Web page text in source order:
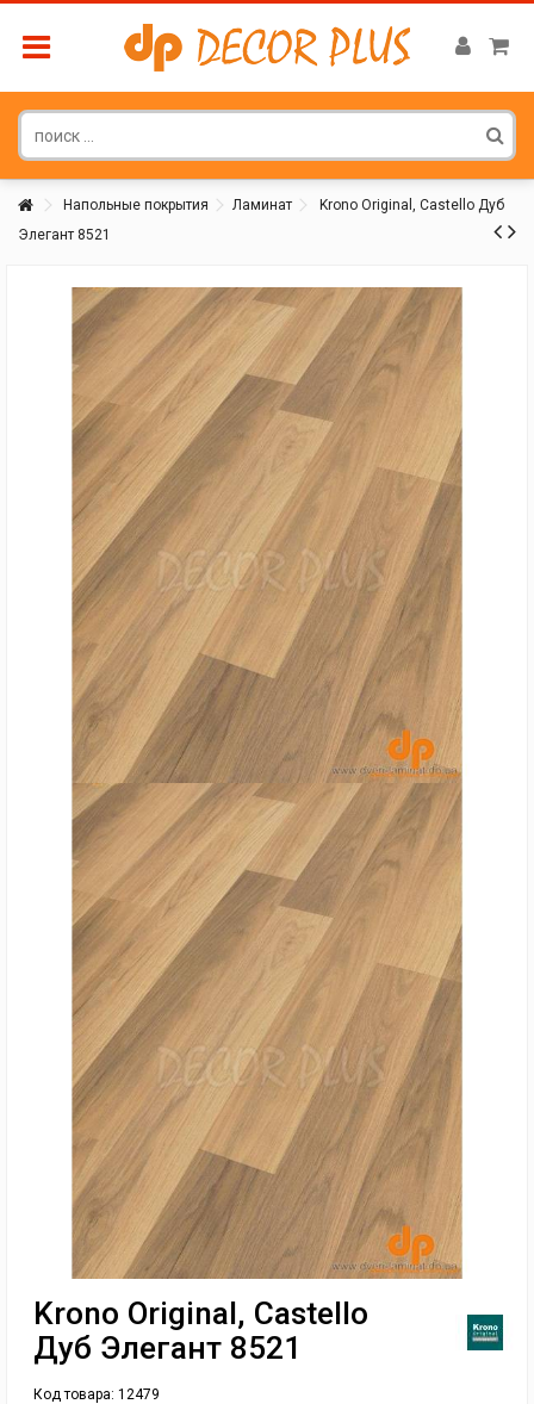
Напольные покрытия Ламинат
Krono Original, Castello Дуб
Элегант 8521
Krono Original, Castello
Дуб Элегант 8521
Код товара: 12479